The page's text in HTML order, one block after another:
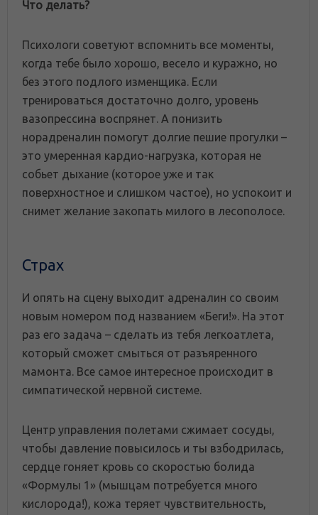
Что делать?
Психологи советуют вспомнить все моменты,
когда тебе было хорошо, весело и куражно, но
без этого подлого изменщика. Если
тренироваться достаточно долго, уровень
вазопрессина воспрянет. А понизить
норадреналин помогут долгие пешие прогулки –
это умеренная кардио-нагрузка, которая не
собьет дыхание (которое уже и так
поверхностное и слишком частое), но успокоит и
снимет желание закопать милого в лесополосе.
Страх
И опять на сцену выходит адреналин со своим
новым номером под названием «Беги!». На этот
раз его задача – сделать из тебя легкоатлета,
который сможет смыться от разъяренного
мамонта. Все самое интересное происходит в
симпатической нервной системе.
Центр управления полетами сжимает сосуды,
чтобы давление повысилось и ты взбодрилась,
сердце гоняет кровь со скоростью болида
«Формулы 1» (мышцам потребуется много
кислорода!), кожа теряет чувствительность,